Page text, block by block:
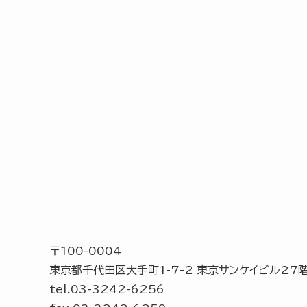
〒100-0004
東京都千代田区大手町1-7-2 東京サンケイビル27
tel.03-3242-6256